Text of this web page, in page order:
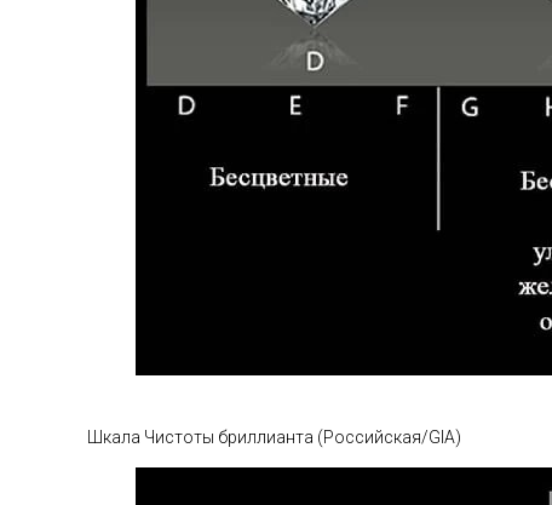
Шкала Чистоты бриллианта (Российская/GIA)